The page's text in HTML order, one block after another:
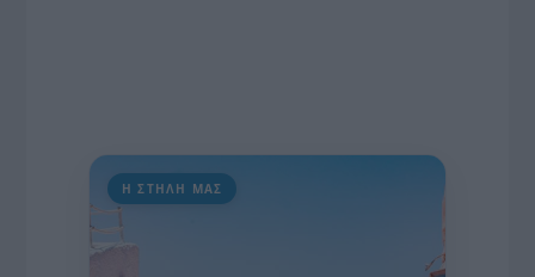
Η ΣΤΗΛΗ ΜΑΣ